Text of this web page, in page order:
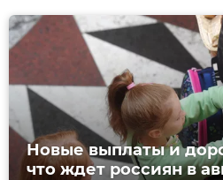
Новые выплаты и
что ждет россиян в